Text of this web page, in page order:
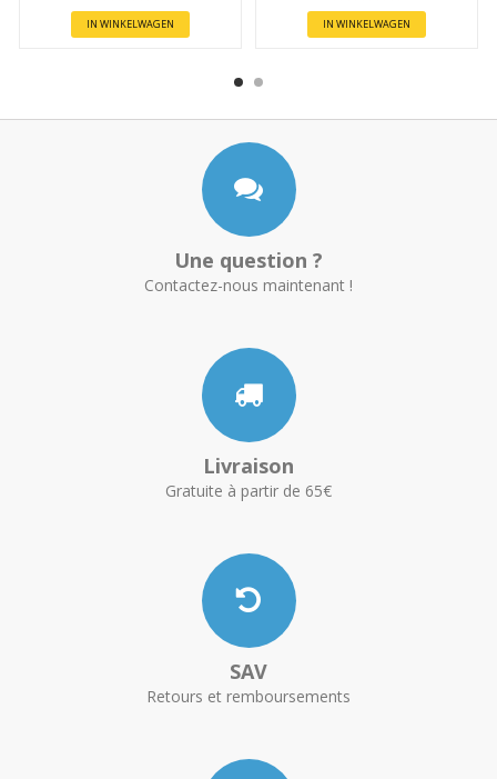
IN WINKELWAGEN IN WINKELWAGEN
Une question ?
Contactez-nous maintenant !
Livraison
Gratuite à partir de 65€
SAV
Retours et remboursements